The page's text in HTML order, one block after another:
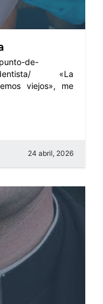
de-
dentista/ «La
viejos», me
24 abril, 2026